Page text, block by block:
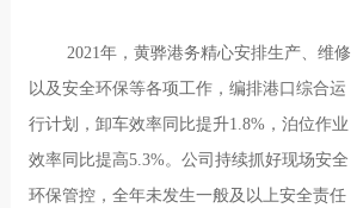
2021年，黄骅港务精心安排生产、维修
以及安全环保等各项工作，编排港口综合运
行计划，卸车效率同比提升1.8%，泊位作业
效率同比提高5.3%。公司持续抓好现场安全
环保管控，全年未发生一般及以上安全责任